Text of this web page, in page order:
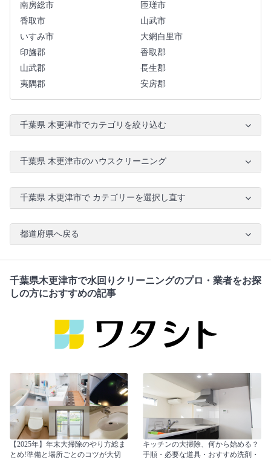
南房総市
匝瑳市
香取市
山武市
いすみ市
大網白里市
印旛郡
香取郡
山武郡
長生郡
夷隅郡
安房郡
千葉県 木更津市でカテゴリを絞り込む
千葉県 木更津市のハウスクリーニング
千葉県 木更津市で カテゴリーを選択し直す
都道府県へ戻る
千葉県木更津市で水回りクリーニングのプロ・業者をお探
しの方におすすめの記事
【2025年】年末大掃除のやり方総ま
とめ!準備と場所ごとのコツが大切
キッチンの大掃除、何から始める？
手順・必要な道具・おすすめ洗剤・